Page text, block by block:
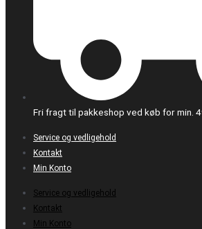
Fri fragt til pakkeshop ved køb for min.
Service og vedligehold
Kontakt
Min Konto
Service og vedligehold
Kontakt
Min Konto